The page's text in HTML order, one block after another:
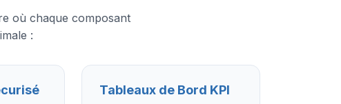
où chaque composant
:
Tableaux de Bord KPI